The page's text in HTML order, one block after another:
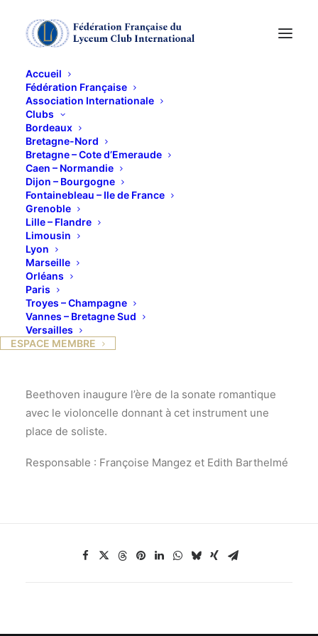
Accueil
Fédération Française
Association Internationale
Clubs
Bordeaux
Bretagne-Nord
Bretagne – Cote d’Emeraude
Caen – Normandie
Dijon – Bourgogne
Fontainebleau – Ile de France
Grenoble
Lille – Flandre
Limousin
Lyon
Marseille
Orléans
Paris
Troyes – Champagne
Vannes – Bretagne Sud
Versailles
ESPACE MEMBRE
DIVERTIMENTO
MUSICAL : Autour de
Beethoven
A 18 H et à 20 H – Rendez vous 20mn avant sur
place.
Beethoven inaugure l’ère de la sonate romantique
avec le violoncelle donnant à cet instrument une
place de soliste.
Responsable : Françoise Mangez et Edith Barthelmé